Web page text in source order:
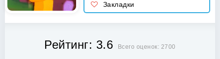
Закладки
Рейтинг: 3.6 Всего оценок: 2700